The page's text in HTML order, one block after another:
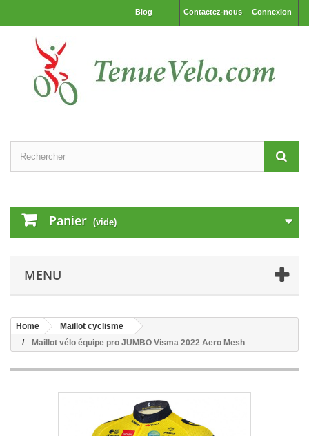
Connexion
Contactez-nous
Blog
Panier (vide)
MENU
Home
Maillot cyclisme
Maillot vélo équipe pro JUMBO Visma 2022 Aero Mesh